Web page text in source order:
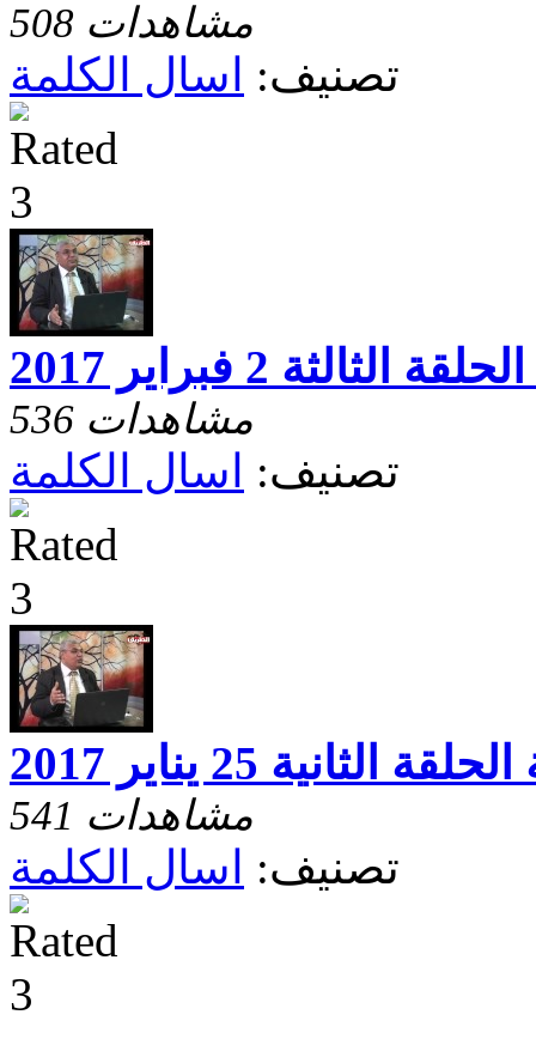
508 مشاهدات
تصنيف: اسال الكلمة
2 فبراير 2017
536 مشاهدات
تصنيف: اسال الكلمة
25 يناير 2017
541 مشاهدات
تصنيف: اسال الكلمة